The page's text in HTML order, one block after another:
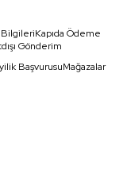
Kapıda Ödeme
Gönderim
BaşvurusuMağazalar